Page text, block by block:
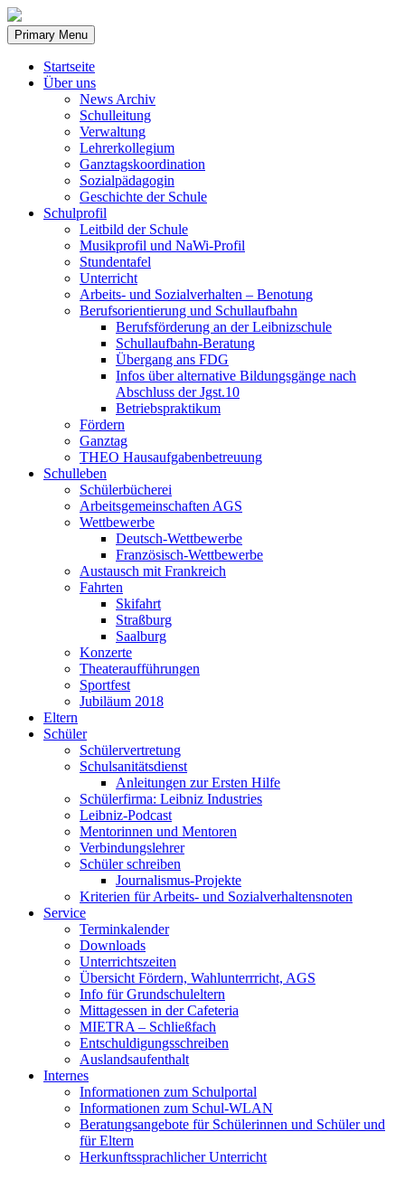
Skip
to
content
Primary Menu
Startseite
Über uns
News Archiv
Schulleitung
Verwaltung
Lehrerkollegium
Ganztagskoordination
Sozialpädagogin
Geschichte der Schule
Schulprofil
Leitbild der Schule
Musikprofil und NaWi-Profil
Stundentafel
Unterricht
Arbeits- und Sozialverhalten – Benotung
Berufsorientierung und Schullaufbahn
Berufsförderung an der Leibnizschule
Schullaufbahn-Beratung
Übergang ans FDG
Infos über alternative Bildungsgänge nach
Abschluss der Jgst.10
Betriebspraktikum
Fördern
Ganztag
THEO Hausaufgabenbetreuung
Schulleben
Schülerbücherei
Arbeitsgemeinschaften AGS
Wettbewerbe
Deutsch-Wettbewerbe
Französisch-Wettbewerbe
Austausch mit Frankreich
Fahrten
Skifahrt
Straßburg
Saalburg
Konzerte
Theateraufführungen
Sportfest
Jubiläum 2018
Eltern
Schüler
Schülervertretung
Schulsanitätsdienst
Anleitungen zur Ersten Hilfe
Schülerfirma: Leibniz Industries
Leibniz-Podcast
Mentorinnen und Mentoren
Verbindungslehrer
Schüler schreiben
Journalismus-Projekte
Kriterien für Arbeits- und Sozialverhaltensnoten
Service
Terminkalender
Downloads
Unterrichtszeiten
Übersicht Fördern, Wahlunterrricht, AGS
Info für Grundschuleltern
Mittagessen in der Cafeteria
MIETRA – Schließfach
Entschuldigungsschreiben
Auslandsaufenthalt
Internes
Informationen zum Schulportal
Informationen zum Schul-WLAN
Beratungsangebote für Schülerinnen und Schüler und
für Eltern
Herkunftssprachlicher Unterricht